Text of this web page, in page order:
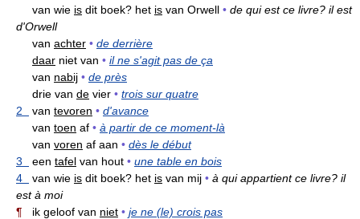
van wie is dit boek? het is van Orwell • de qui est ce livre? il est
d'Orwell
van achter • de derrière
daar niet van • il ne s'agit pas de ça
van nabij • de près
drie van de vier • trois sur quatre
2
van tevoren • d'avance
van toen af • à partir de ce moment-là
van voren af aan • dès le début
3
een tafel van hout • une table en bois
4
van wie is dit boek? het is van mij • à qui appartient ce livre? il
est à moi
¶ ik geloof van niet • je ne (le) crois pas